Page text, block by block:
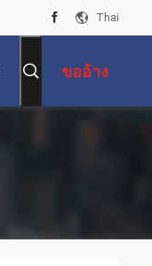
Thai
ขออ้าง